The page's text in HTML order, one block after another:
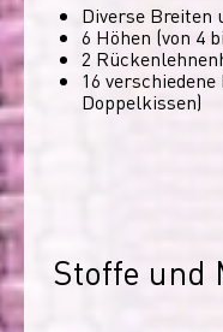
Diverse Breiten
6 Höhen (von 4
2
16
Doppelkissen)
Stoffe und